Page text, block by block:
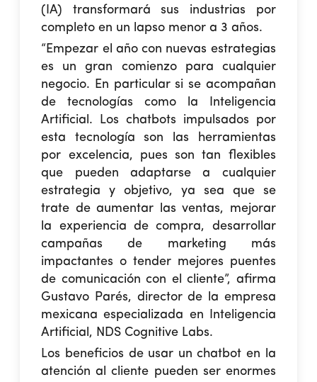
(IA) transformará sus industrias por
completo en un lapso menor a 3 años.
“Empezar el año con nuevas estrategias
es un gran comienzo para cualquier
negocio. En particular si se acompañan
de tecnologías como la Inteligencia
Artificial. Los chatbots impulsados por
esta tecnología son las herramientas
por excelencia, pues son tan flexibles
que pueden adaptarse a cualquier
estrategia y objetivo, ya sea que se
trate de aumentar las ventas, mejorar
la experiencia de compra, desarrollar
campañas de marketing más
impactantes o tender mejores puentes
de comunicación con el cliente”, afirma
Gustavo Parés, director de la empresa
mexicana especializada en Inteligencia
Artificial, NDS Cognitive Labs.
Los beneficios de usar unchatbot en la
atención al cliente pueden ser enormes